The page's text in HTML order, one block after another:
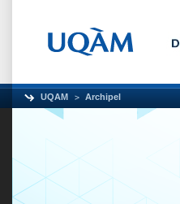
UQAM Archipel